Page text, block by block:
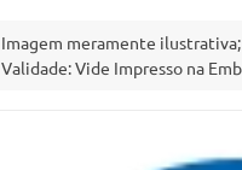
Imagem meramente
Validade: Vide Impresso na